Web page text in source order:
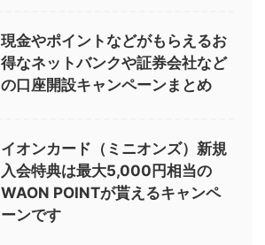
現金やポイントなどがもらえるお
得なネットバンクや証券会社など
の口座開設キャンペーンまとめ
イオンカード（ミニオンズ）新規
入会特典は最大5,000円相当の
WAON POINTが貰えるキャンペ
ーンです